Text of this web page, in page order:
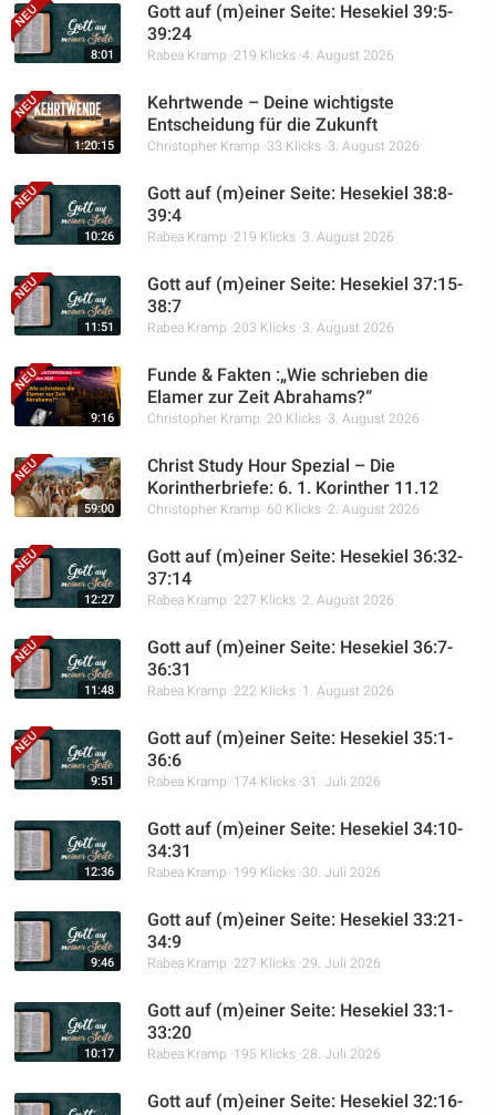
8:01
Gott auf (m)einer Seite: Hesekiel 39:5-
39:24
Rabea Kramp 219 Klicks 4. August 2026
1:20:15
Kehrtwende – Deine wichtigste
Entscheidung für die Zukunft
Christopher Kramp 33 Klicks 3. August 2026
10:26
Gott auf (m)einer Seite: Hesekiel 38:8-
39:4
Rabea Kramp 219 Klicks 3. August 2026
11:51
Gott auf (m)einer Seite: Hesekiel 37:15-
38:7
Rabea Kramp 203 Klicks 3. August 2026
9:16
Funde & Fakten :„Wie schrieben die
Elamer zur Zeit Abrahams?“
Christopher Kramp 20 Klicks 3. August 2026
59:00
Christ Study Hour Spezial – Die
Korintherbriefe: 6. 1. Korinther 11.12
Christopher Kramp 60 Klicks 2. August 2026
12:27
Gott auf (m)einer Seite: Hesekiel 36:32-
37:14
Rabea Kramp 227 Klicks 2. August 2026
11:48
Gott auf (m)einer Seite: Hesekiel 36:7-
36:31
Rabea Kramp 222 Klicks 1. August 2026
9:51
Gott auf (m)einer Seite: Hesekiel 35:1-
36:6
Rabea Kramp 174 Klicks 31. Juli 2026
12:36
Gott auf (m)einer Seite: Hesekiel 34:10-
34:31
Rabea Kramp 199 Klicks 30. Juli 2026
9:46
Gott auf (m)einer Seite: Hesekiel 33:21-
34:9
Rabea Kramp 227 Klicks 29. Juli 2026
10:17
Gott auf (m)einer Seite: Hesekiel 33:1-
33:20
Rabea Kramp 195 Klicks 28. Juli 2026
Gott auf (m)einer Seite: Hesekiel 32:16-
Über Uns
Kontakt